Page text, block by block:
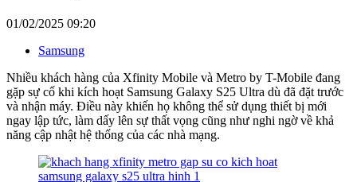
01/02/2025 09:20
Samsung
Nhiều khách hàng của Xfinity Mobile và Metro by T-Mobile đang
gặp sự cố khi kích hoạt Samsung Galaxy S25 Ultra dù đã đặt trước
và nhận máy. Điều này khiến họ không thể sử dụng thiết bị mới
ngay lập tức, làm dấy lên sự thất vọng cũng như nghi ngờ về khả
năng cập nhật hệ thống của các nhà mạng.